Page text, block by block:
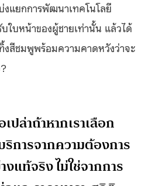
แยกการพัฒนาเทคโนโลยี
ใบหน้าของผู้ชายเท่านั้น แล้วได้
งสีชมพูพร้อมความคาดหวังว่าจะ
ปล่าถ้าหากเราเลือก
การจากความต้องการ
แท้จริง ไม่ใช่จากการ